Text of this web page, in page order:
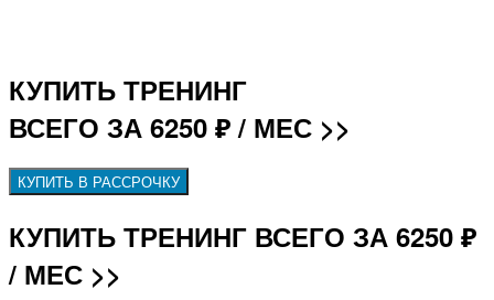
КУПИТЬ ТРЕНИНГ
ВСЕГО ЗА 6250 ₽ / МЕС >>
КУПИТЬ В РАССРОЧКУ
КУПИТЬ ТРЕНИНГ ВСЕГО ЗА 6250 ₽
/ МЕС >>